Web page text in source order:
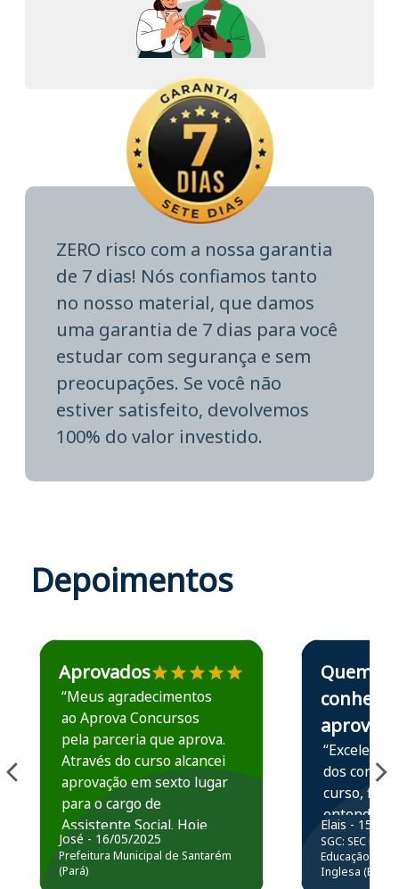
ZERO risco com a nossa garantia
de 7 dias! Nós confiamos tanto
no nosso material, que damos
uma garantia de 7 dias para você
estudar com segurança e sem
preocupações. Se você não
estiver satisfeito, devolvemos
100% do valor investido.
Depoimentos
Estudante José recomenda o Aprova Concursos em
Aprovados
“Meus agradecimentos
ao Aprova Concursos
pela parceria que aprova.
Através do curso alcancei
aprovação em sexto lugar
para o cargo de
Assistente Social. Hoje
estou atuando na
Prefeitura de Santarém.
José - 16/05/2025
Prefeitura Municipal de Santarém
(Pará)
Estudante Elais
Quem
conhece,
aprova
“Excelente
dos
curso,
entender e
prática
resolução
questões.”
Elais - 15/07/
SGC: SEC BA
Educação
Inglesa (Edital